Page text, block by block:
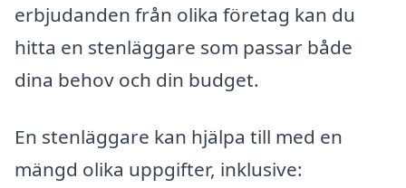
erbjudanden från olika företag kan du
hitta en stenläggare som passar både
dina behov och din budget.
En stenläggare kan hjälpa till med en
mängd olika uppgifter, inklusive: